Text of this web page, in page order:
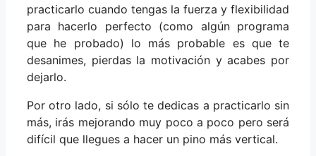
practicarlo cuando tengas la fuerza y flexibilidad
para hacerlo perfecto (como algún programa
que he probado) lo más probable es que te
desanimes, pierdas la motivación y acabes por
dejarlo.
Por otro lado, si sólo te dedicas a practicarlo sin
más, irás mejorando muy poco a poco pero será
difícil que llegues a hacer un pino más vertical.